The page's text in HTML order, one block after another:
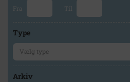
Fra Til
Type
Arkiv